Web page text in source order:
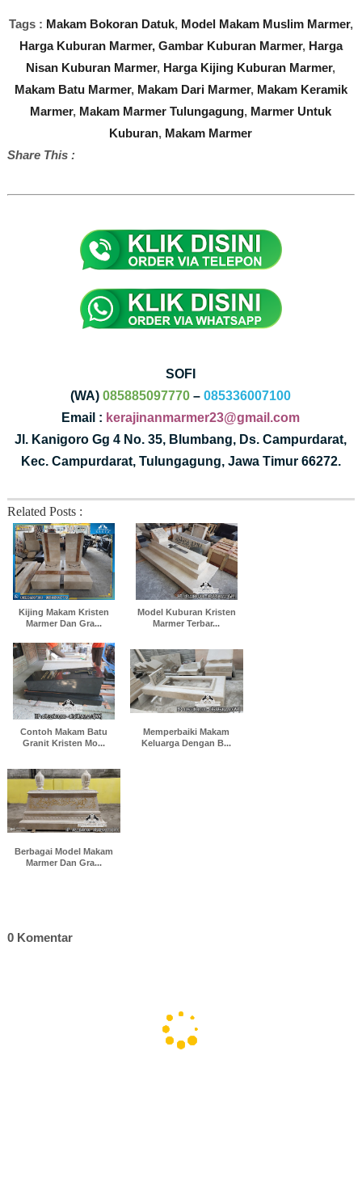
Tags : Makam Bokoran Datuk, Model Makam Muslim Marmer,
Harga Kuburan Marmer, Gambar Kuburan Marmer, Harga
Nisan Kuburan Marmer, Harga Kijing Kuburan Marmer,
Makam Batu Marmer, Makam Dari Marmer, Makam Keramik
Marmer, Makam Marmer Tulungagung, Marmer Untuk
Kuburan, Makam Marmer
Share This :
SOFI
(WA)085885097770 –085336007100
Email : kerajinanmarmer23@gmail.com
Jl. Kanigoro Gg 4 No. 35, Blumbang, Ds. Campurdarat,
Kec. Campurdarat, Tulungagung, Jawa Timur 66272.
Related Posts :
Kijing Makam Kristen
Marmer Dan Gra...
Model Kuburan Kristen
Marmer Terbar...
Contoh Makam Batu
Granit Kristen Mo...
Memperbaiki Makam
Keluarga Dengan B...
Berbagai Model Makam
Marmer Dan Gra...
0 Komentar